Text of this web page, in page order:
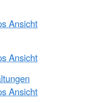
Ansicht
Ansicht
Ansicht